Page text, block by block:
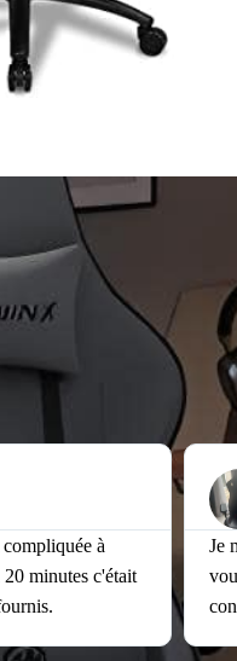
à
minutes c'était
Je